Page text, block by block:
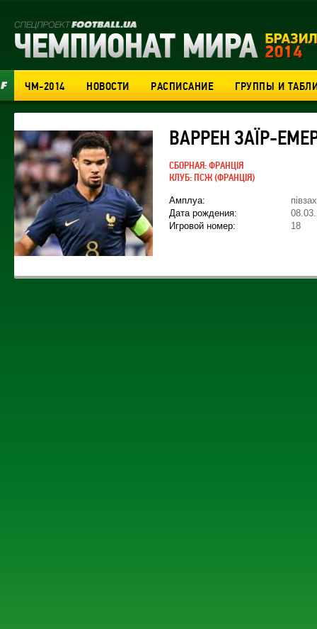
ЧМ-2014 НОВОСТИ РАСПИСАНИЕ ГРУППЫ И
ВАРРЕН ЗАЇР-
СБОРНАЯ:ФРАНЦІЯ
КЛУБ:ПСЖ(ФРАНЦІЯ)
Амплуа:
Дата рождения:
Игровой номер:
18